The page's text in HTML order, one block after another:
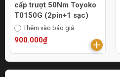
cấp trượt 50Nm Toyoko
T0150G (2pin+1 sạc)
Thêm vào báo giá
900.000₫